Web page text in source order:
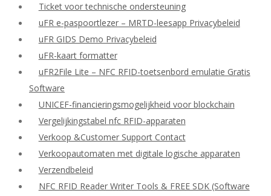
Ticket voor technische ondersteuning
uFR e-paspoortlezer – MRTD-leesapp Privacybeleid
uFR GIDS Demo Privacybeleid
uFR-kaart formatter
uFR2File Lite – NFC RFID-toetsenbord emulatie Gratis
Software
UNICEF-financieringsmogelijkheid voor blockchain
Vergelijkingstabel nfc RFID-apparaten
Verkoop &Customer Support Contact
Verkoopautomaten met digitale logische apparaten
Verzendbeleid
NFC RFID Reader Writer Tools & FREE SDK (Software